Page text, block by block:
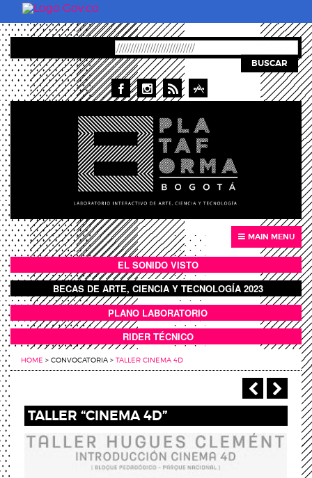
Pasar al contenido principal
BUSCAR
MAIN MENU
BOTÓN SONIDO VISTO
EL SONIDO VISTO
BOTON DOMO LLENO
BECAS DE ARTE, CIENCIA Y TECNOLOGÍA 2023
ANEXOS
PLANO LABORATORIO
RIDER TÉCNICO
HOME > CONVOCATORIA > TALLER CINEMA 4D
‹
TALLER “CINEMA 4D”